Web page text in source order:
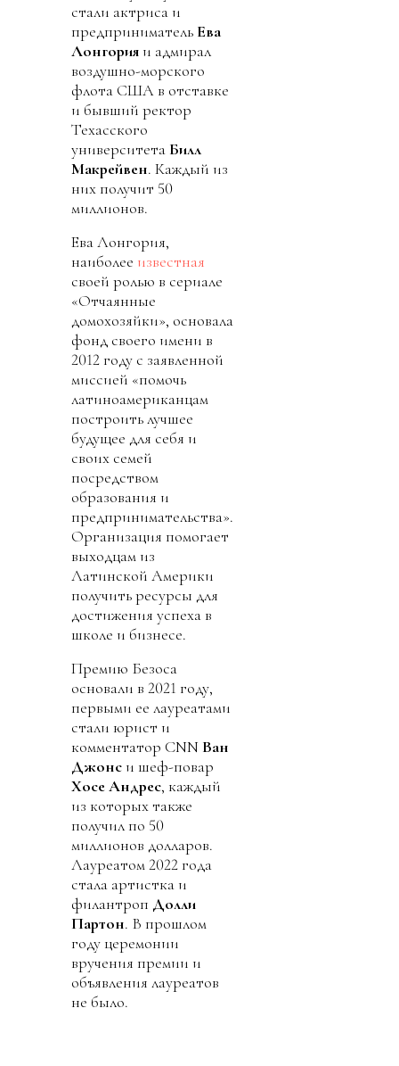
стали актриса и
предприниматель Ева
Лонгория и адмирал
воздушно-морского
флота США в отставке
и бывший ректор
Техасского
университета Билл
Макрейвен. Каждый из
них получит 50
миллионов.
Ева Лонгория,
наиболее известная
своей ролью в сериале
«Отчаянные
домохозяйки», основала
фонд своего имени в
2012 году с заявленной
миссией «помочь
латиноамериканцам
построить лучшее
будущее для себя и
своих семей
посредством
образования и
предпринимательства».
Организация помогает
выходцам из
Латинской Америки
получить ресурсы для
достижения успеха в
школе и бизнесе.
Премию Безоса
основали в 2021 году,
первыми ее лауреатами
стали юрист и
комментатор CNN Ван
Джонс и шеф-повар
Хосе Андрес, каждый
из которых также
получил по 50
миллионов долларов.
Лауреатом 2022 года
стала артистка и
филантроп Долли
Партон. В прошлом
году церемонии
вручения премии и
объявления лауреатов
не было.